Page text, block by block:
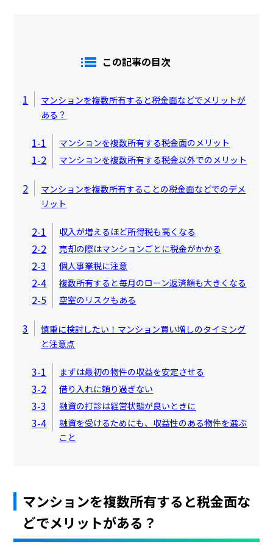
この記事の目次
1
マンションを複数所有すると税金面などでメリットが
ある？
1-1 マンションを複数所有する税金面のメリット
1-2 マンションを複数所有する税金以外でのメリット
2
マンションを複数所有することの税金面などでのデメ
リット
2-1 収入が増えるほど所得税も高くなる
2-2 売却の際はマンションごとに税金がかかる
2-3 個人事業税に注意
2-4 複数所有すると毎月のローン返済額も大きくなる
2-5 空室のリスクもある
3
慎重に検討したい！マンション買い増しのタイミング
と注意点
3-1 まずは最初の物件の収益を安定させる
3-2 借り入れに頼り過ぎない
3-3 融資の打診は経営状態が良いときに
3-4
融資を受けるためにも、収益性のある物件を選ぶ
こと
マンションを複数所有すると税金面な
どでメリットがある？